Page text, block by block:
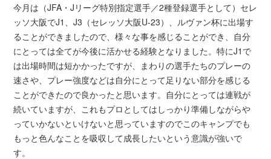
今月は（JFA・Jリーグ特別指定選手／2種登録選手として）セレ
ッソ大阪でJ1、J3（セレッソ大阪U-23）、ルヴァン杯に出場す
ることができましたので、様々な事を感じることができ、自分
にとっては全てが今後に活かせる経験となりました。特にJ1で
は出場時間は短かかったですが、まわりの選手たちのプレーの
速さや、プレー強度などは自分にとって足りない部分を感じる
ことができたので良かったと思います。自分にとっては連戦が
続いていますが、これもプロとしてはしっかり準備しながらや
っていかないといけないと思っていますのでこのキャンプでも
もっと色んなことを吸収して成長したいという意識が強いで
す。